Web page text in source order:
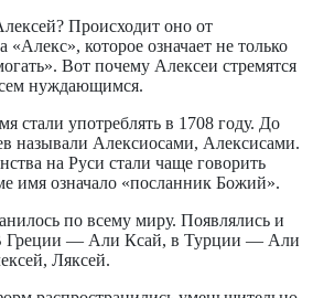
? Происходит оно от
«Алекс», которое означает не только
Вот почему Алексеи стремятся
нуждающимся.
стали употреблять в 1708 году. До
называли Алексиосами, Алексисами.
на Руси стали чаще говорить
имя означало «посланник Божий».
по всему миру. Появлялись и
Греции — Али Ксай, в Турции — Али
Ляксей.